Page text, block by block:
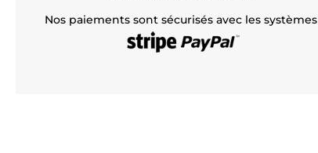
Nos paiements sont sécurisés avec les systèmes